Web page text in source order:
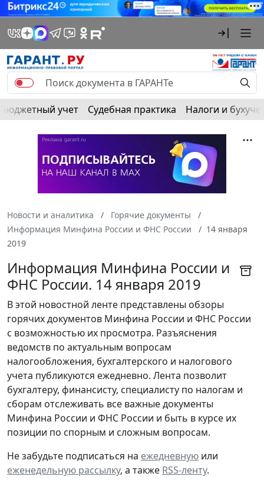
Бюджетный учет Судебная практика Налоги и
Новости и аналитика
Горячие документы
Информация Минфина России и ФНС России
14 января
2019
Информация Минфина России и
ФНС России. 14 января 2019
В этой новостной ленте представлены обзоры
горячих документов Минфина России и ФНС России
с возможностью их просмотра. Разъяснения
ведомств по актуальным вопросам
налогообложения, бухгалтерского и налогового
учета публикуются ежедневно. Лента позволит
бухгалтеру, финансисту, специалисту по налогам и
сборам отслеживать все важные документы
Минфина России и ФНС России и быть в курсе их
позиции по спорным и сложным вопросам.
Не забудьте подписаться на ежедневную или
еженедельную рассылку, а также RSS-ленту.